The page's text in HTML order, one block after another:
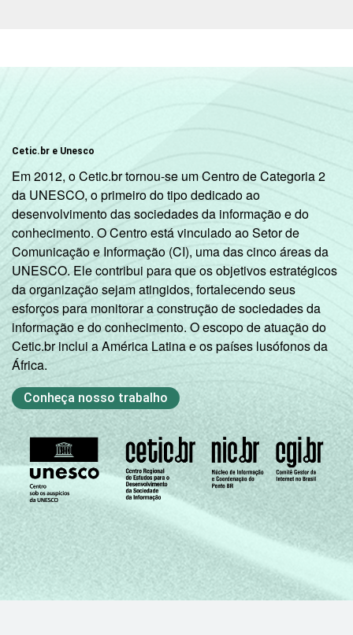
Cetic.br e Unesco
Em 2012, o Cetic.br tornou-se um Centro de Categoria 2
da UNESCO, o primeiro do tipo dedicado ao
desenvolvimento das sociedades da informação e do
conhecimento. O Centro está vinculado ao Setor de
Comunicação e Informação (CI), uma das cinco áreas da
UNESCO. Ele contribui para que os objetivos estratégicos
da organização sejam atingidos, fortalecendo seus
esforços para monitorar a construção de sociedades da
informação e do conhecimento. O escopo de atuação do
Cetic.br inclui a América Latina e os países lusófonos da
África.
Conheça nosso trabalho